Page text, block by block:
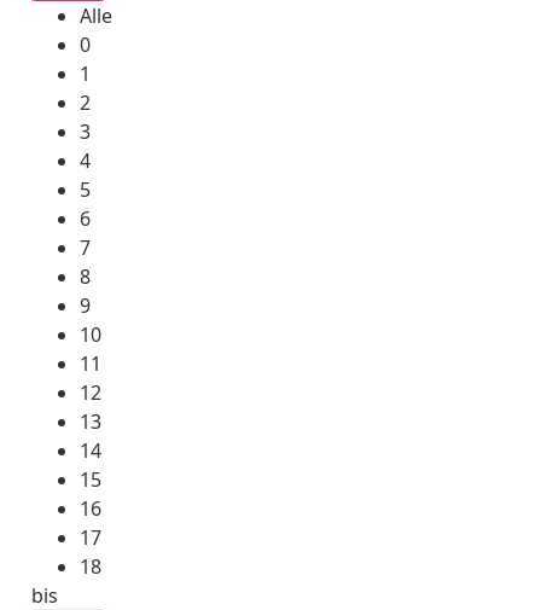
Alle
0
1
2
3
4
5
6
7
8
9
10
11
12
13
14
15
16
17
18
bis